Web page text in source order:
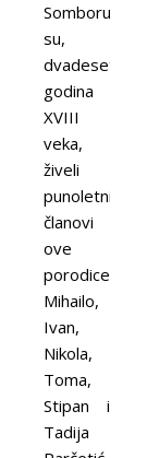
Somboru
su,
dvadesetih
godina
XVIII
veka,
živeli
punoletni
članovi
ove
porodice:
Mihailo,
Ivan,
Nikola,
Toma,
Stipan i
Tadija